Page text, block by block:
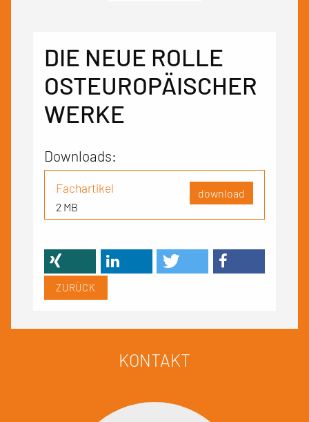
DIE NEUE ROLLE
OSTEUROPÄISCHER
WERKE
Downloads:
Fachartikel
2 MB
download
ZURÜCK
KONTAKT